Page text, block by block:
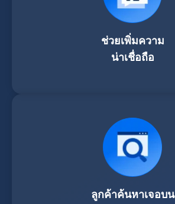
ช่วยเพิ่มความ
น่าเชื่อถือ
ลูกค้าค้นหาเจอบน